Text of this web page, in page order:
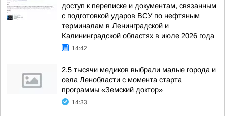
доступ к переписке и документам, связанным
с подготовкой ударов ВСУ по нефтяным
терминалам в Ленинградской и
Калининградской областях в июле 2026 года
14:42
2.5 тысячи медиков выбрали малые города и
села Ленобласти с момента старта
программы «Земский доктор»
14:33